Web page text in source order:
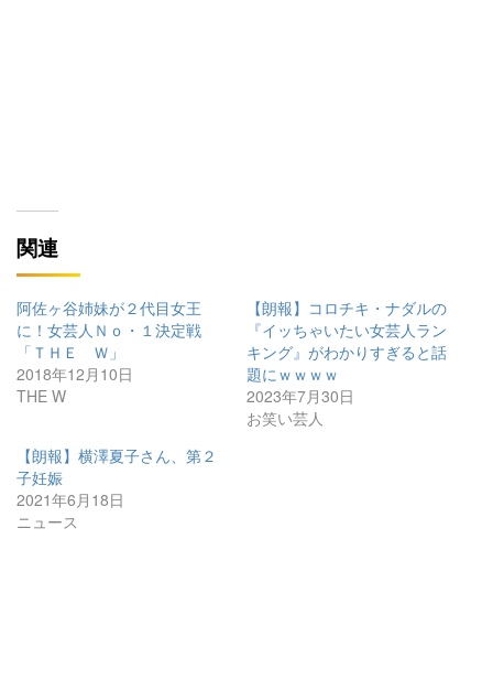
関連
阿佐ヶ谷姉妹が２代目女王
に！女芸人Ｎｏ・１決定戦
「ＴＨＥ Ｗ」
2018年12月10日
THE W
【朗報】コロチキ・ナダルの
『イッちゃいたい女芸人ラン
キング』がわかりすぎると話
題にｗｗｗｗ
2023年7月30日
お笑い芸人
【朗報】横澤夏子さん、第２
子妊娠
2021年6月18日
ニュース